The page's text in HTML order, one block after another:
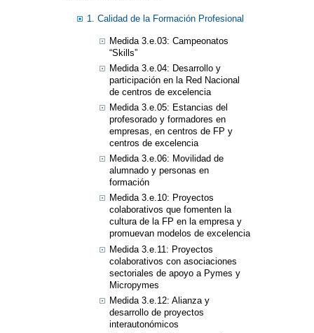
1. Calidad de la Formación Profesional
Medida 3.e.03: Campeonatos
“Skills”
Medida 3.e.04: Desarrollo y
participación en la Red Nacional
de centros de excelencia
Medida 3.e.05: Estancias del
profesorado y formadores en
empresas, en centros de FP y
centros de excelencia
Medida 3.e.06: Movilidad de
alumnado y personas en
formación
Medida 3.e.10: Proyectos
colaborativos que fomenten la
cultura de la FP en la empresa y
promuevan modelos de excelencia
Medida 3.e.11: Proyectos
colaborativos con asociaciones
sectoriales de apoyo a Pymes y
Micropymes
Medida 3.e.12: Alianza y
desarrollo de proyectos
interautonómicos